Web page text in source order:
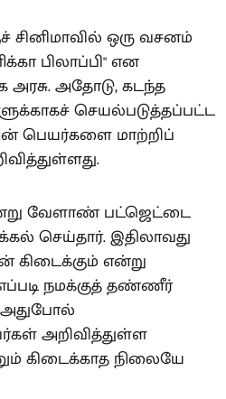
சினிமாவில் ஒரு வசனம்
பிலாப்பி" என
அரசு. அதோடு, கடந்த
செயல்படுத்தப்பட்ட
பெயர்களை மாற்றிப்
வேளாண் பட்ஜெட்டை
செய்தார். இதிலாவது
கிடைக்கும் என்று
எப்படி நமக்குத் தண்ணீர்
அறிவித்துள்ள
கிடைக்காத நிலையே